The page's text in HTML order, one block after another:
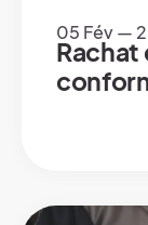
05 Fév —
Rachat